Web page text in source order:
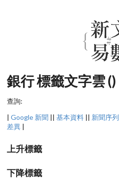
銀行 標籤文字雲 ()
查詢:
| Google 新聞 || 基本資料 || 新聞序列
差異 |
上升標籤
下降標籤